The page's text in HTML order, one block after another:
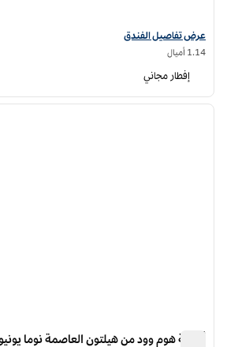
عرض تفاصيل الفندق لفندق هامبتون إن واشنطن
عرض تفاصيل الفندق
1.14 أميال
إفطار مجاني
1 من 12
أجنحة هوم وود من هيلتون العاصمة نوما